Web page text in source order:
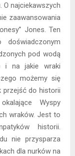
O najciekawszych
zaawansowania
Jones. Ten
pod wodą
i na jakie wraki
możemy się
przejść do historii
Wyspy
wraków. Jest to
historii.
nie przysparza
dla nurków na